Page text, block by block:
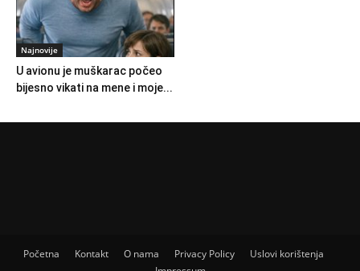
Najnovije
U avionu je muškarac počeo
bijesno vikati na mene i moje...
Početna Kontakt O nama Privacy Policy
Uslovi korištenja